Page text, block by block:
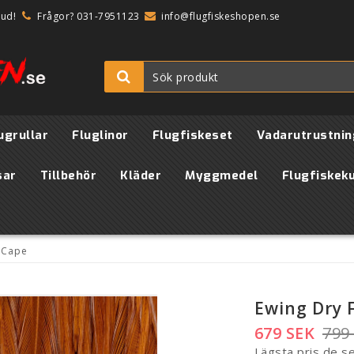
Frågor? 031-7951123 info@flugfiskeshopen.se
Fluglinor Flugfiskeset
Tillbehör Kläder Myggmedel
Ewing Dry
799
679 SEK